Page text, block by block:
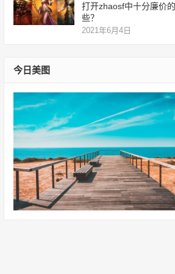
打开zhaosf中十分廉价
些？
2021年6月4日
今日美图